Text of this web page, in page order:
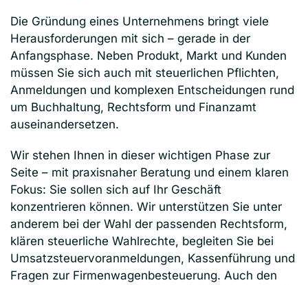
Die Gründung eines Unternehmens bringt viele
Herausforderungen mit sich – gerade in der
Anfangsphase. Neben Produkt, Markt und Kunden
müssen Sie sich auch mit steuerlichen Pflichten,
Anmeldungen und komplexen Entscheidungen rund
um Buchhaltung, Rechtsform und Finanzamt
auseinandersetzen.
Wir stehen Ihnen in dieser wichtigen Phase zur
Seite – mit praxisnaher Beratung und einem klaren
Fokus: Sie sollen sich auf Ihr Geschäft
konzentrieren können. Wir unterstützen Sie unter
anderem bei der Wahl der passenden Rechtsform,
klären steuerliche Wahlrechte, begleiten Sie bei
Umsatzsteuervoranmeldungen, Kassenführung und
Fragen zur Firmenwagenbesteuerung. Auch den